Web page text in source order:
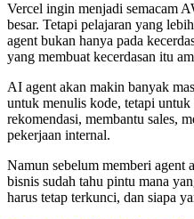
Vercel ingin menjadi semacam
besar. Tetapi pelajaran yang
agent bukan hanya pada
yang membuat kecerdasan itu
AI agent akan makin banyak
untuk menulis kode, tetapi untuk
rekomendasi, membantu sales,
pekerjaan internal.
Namun sebelum memberi agent
bisnis sudah tahu pintu mana
harus tetap terkunci, dan siapa